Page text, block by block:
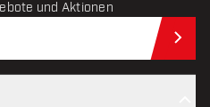
und Aktionen